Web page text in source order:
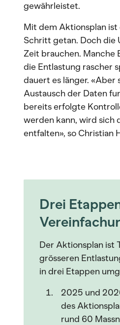
gewährleistet.
Mit dem Aktionsplan
Schritt getan. Doch die
Zeit brauchen. Manche
die Entlastung rascher
dauert es länger. «Aber
Austausch der Daten
bereits erfolgte
werden kann, wird sich
entfalten», so Christian
Drei
Der Aktionsplan ist
grösseren
in drei Etappen
2025 und
des
rund 60